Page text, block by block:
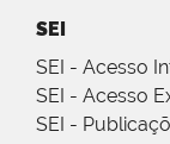
SEI
SEI - Acesso
SEI - Acesso
SEI -